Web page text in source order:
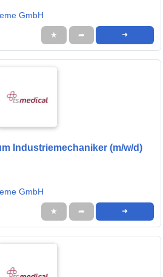
GmbH
★ ➦ ➜
Industriemechaniker (m/w/d)
GmbH
★ ➦ ➜